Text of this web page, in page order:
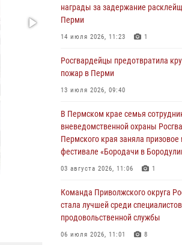
Пермском крае
30 июля 2026, 05:19
торжественном богослужении в
28 июля 2026, 10:44
при задержании участников
группы в Пермском крае
28 июля 2026, 06:15
Сотрудник СОБР «Стрелец»
Росгвардией»
24 июля 2026, 08:45 2
Юные защитники порядка:
награды за задержание
Перми
14 июля 2026, 11:23 1
Росгвардейцы предотвратила
пожар в Перми
13 июля 2026, 09:40
В Пермском крае семья
вневедомственной охраны
Пермского края заняла призовое
фестивале «Бородачи в
03 августа 2026, 11:06 1
Команда Приволжского округа
стала лучшей среди специалистов
продовольственной службы
06 июля 2026, 11:01 8